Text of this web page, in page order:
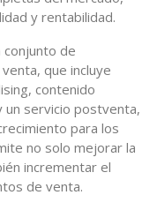
y rentabilidad.
conjunto de
que incluye
contenido
un servicio postventa,
para los
no solo mejorar la
incrementar el
de venta.